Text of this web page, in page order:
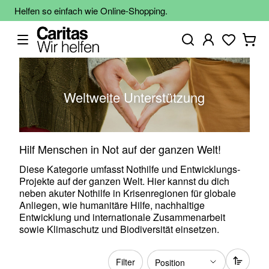
Helfen so einfach wie Online-Shopping.
Weltweite Unterstützung
Hilf Menschen in Not auf der ganzen Welt!
Diese Kategorie umfasst Nothilfe und Entwicklungs-
Projekte auf der ganzen Welt. Hier kannst du dich
neben akuter Nothilfe in Krisenregionen für globale
Anliegen, wie humanitäre Hilfe, nachhaltige
Entwicklung und internationale Zusammenarbeit
sowie Klimaschutz und Biodiversität einsetzen.
Filter